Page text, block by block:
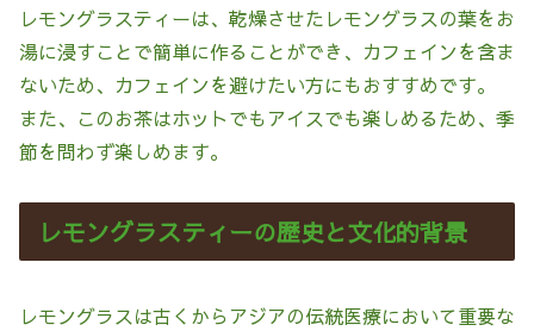
レモングラスティーは、乾燥させたレモングラスの葉をお
湯に浸すことで簡単に作ることができ、カフェインを含ま
ないため、カフェインを避けたい方にもおすすめです。
また、このお茶はホットでもアイスでも楽しめるため、季
節を問わず楽しめます。
レモングラスティーの歴史と文化的背景
レモングラスは古くからアジアの伝統医療において重要な